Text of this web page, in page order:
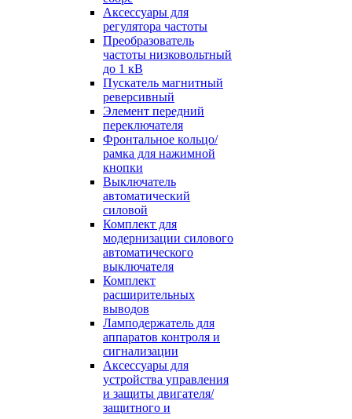
Аксессуары для
регулятора частоты
Преобразователь
частоты низковольтный
до 1 кВ
Пускатель магнитный
реверсивный
Элемент передний
переключателя
Фронтальное кольцо/
рамка для нажимной
кнопки
Выключатель
автоматический
силовой
Комплект для
модернизации силового
автоматического
выключателя
Комплект
расширительных
выводов
Ламподержатель для
аппаратов контроля и
сигнализации
Аксессуары для
устройства управления
и защиты двигателя/
защитного и